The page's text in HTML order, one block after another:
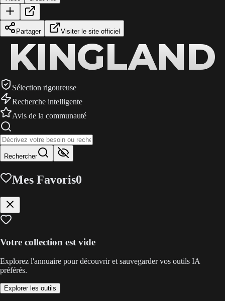
Partager Visiter le site officiel
KINGLAND
KINGLAND
KINGLAND
Sélection rigoureuse
Recherche intelligente
Avis de la communauté
Rechercher
Mes Favoris0
Votre collection est vide
Explorez l'annuaire pour découvrir et sauvegarder vos outils IA
préférés.
Explorer les outils